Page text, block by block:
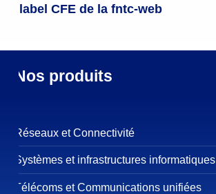
label CFE de la fntc-web
Nos produits
Réseaux et Connectivité
Systèmes et infrastructures informatiques
Télécoms et Communications unifiées